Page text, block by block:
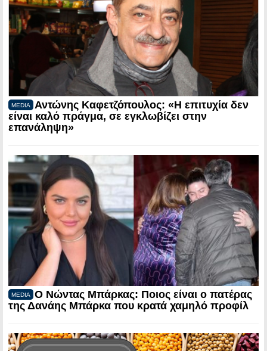
MEDIA
Αντώνης Καφετζόπουλος: «Η επιτυχία δεν
είναι καλό πράγμα, σε εγκλωβίζει στην
επανάληψη»
MEDIA
Ο Νώντας Μπάρκας: Ποιος είναι ο πατέρας
της Δανάης Μπάρκα που κρατά χαμηλό προφίλ